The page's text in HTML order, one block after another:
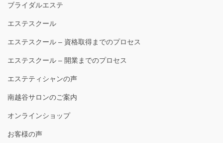
ブライダルエステ
エステスクール
エステスクール – 資格取得までのプロセス
エステスクール – 開業までのプロセス
エステティシャンの声
南越谷サロンのご案内
オンラインショップ
お客様の声